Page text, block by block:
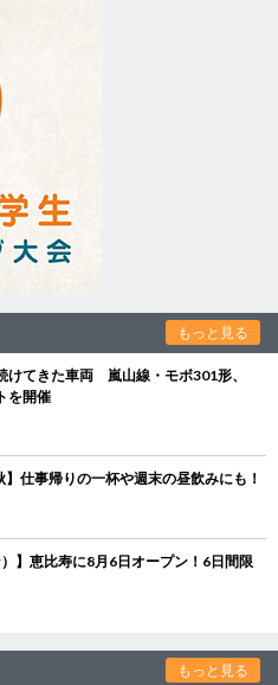
もっと見る
けてきた車両 嵐山線・モボ301形、
を開催
仕事帰りの一杯や週末の昼飲みにも！
】恵比寿に8月6日オープン！6日間限
もっと見る